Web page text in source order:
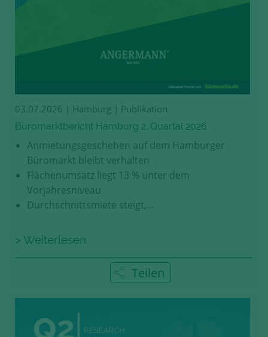
03.07.2026 | Hamburg | Publikation
Büromarktbericht Hamburg 2. Quartal 2026
Anmietungsgeschehen auf dem Hamburger
Büromarkt bleibt verhalten
Flächenumsatz liegt 13 % unter dem
Vorjahresniveau
Durchschnittsmiete steigt,…
> Weiterlesen
Teilen